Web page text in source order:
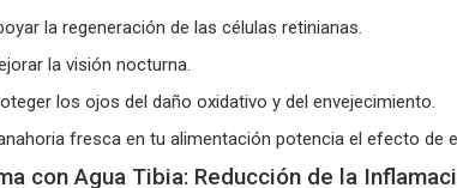
la regeneración de las células retinianas.
la visión nocturna.
los ojos del daño oxidativo y del envejecimiento.
fresca en tu alimentación potencia el efecto de
con Agua Tibia: Reducción de la